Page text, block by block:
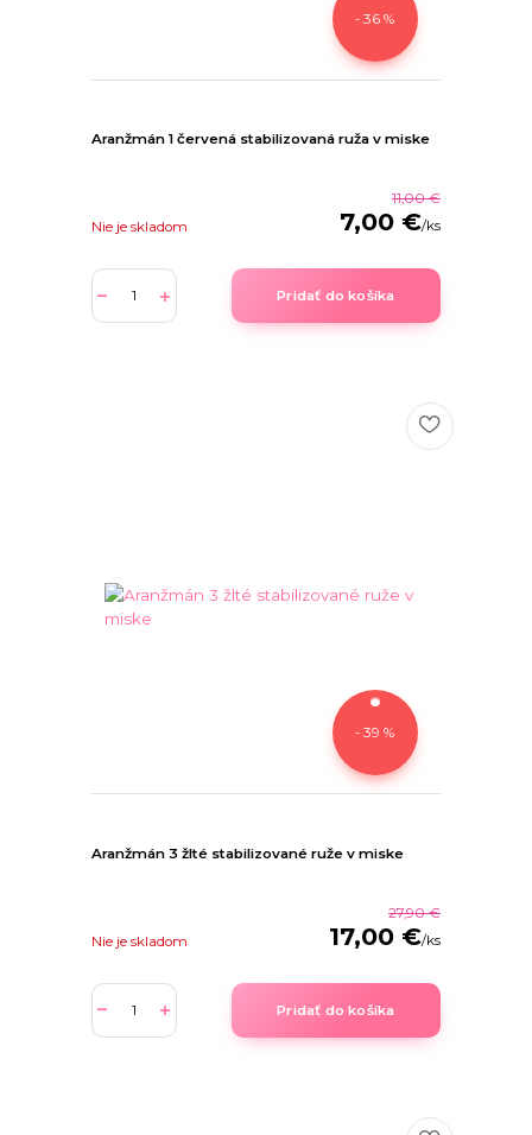
- 36 %
Aranžmán 1 červená stabilizovaná ruža v miske
11,00 €
7,00 €/ks
Nie je skladom
Pridať do košíka
- 39 %
Aranžmán 3 žlté stabilizované ruže v miske
27,90 €
17,00 €/ks
Nie je skladom
Pridať do košíka